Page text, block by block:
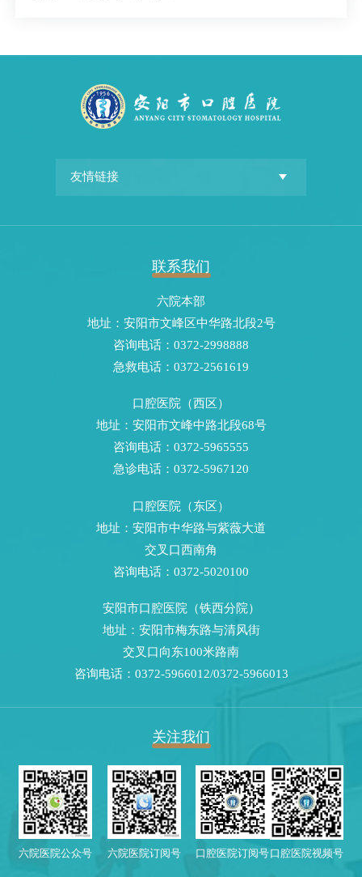
联系我们
六院本部
地址：安阳市文峰区中华路北段2号
咨询电话：0372-2998888
急救电话：0372-2561619
口腔医院（西区）
地址：安阳市文峰中路北段68号
咨询电话：0372-5965555
急诊电话：0372-5967120
口腔医院（东区）
地址：安阳市中华路与紫薇大道
交叉口西南角
咨询电话：0372-5020100
安阳市口腔医院（铁西分院）
地址：安阳市梅东路与清风街
交叉口向东100米路南
咨询电话：0372-5966012/0372-5966013
关注我们
六院医院公众号 六院医院订阅号 口腔医院订阅号 口腔医院视频号